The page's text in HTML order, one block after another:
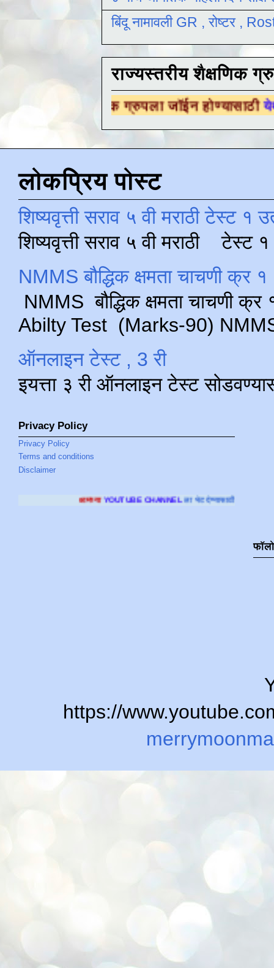
बिंदू नामावली GR , रोष्टर ,
राज्यस्तरीय शैक्षणिक
ग्रुपला जॉईन होण्यासाठीयेथे क्लिक करा .
लोकप्रिय पोस्ट
शिष्यवृत्ती सराव ५ वी मराठी टेस्ट १
शिष्यवृत्ती सराव ५ वी मराठी टेस्ट
NMMS बौद्धिक क्षमता चाचणी क्र
NMMS बौद्धिक क्षमता चाचणी
Abilty Test (Marks-90) NMMS
ऑनलाइन टेस्ट , 3 री
इयत्ता ३ री ऑनलाइन टेस्ट
Privacy Policy
Privacy Policy
Terms and conditions
Disclaimer
YOUTUBE CHANNELला भेट देण्यासाठी क्लिक करा.
https://